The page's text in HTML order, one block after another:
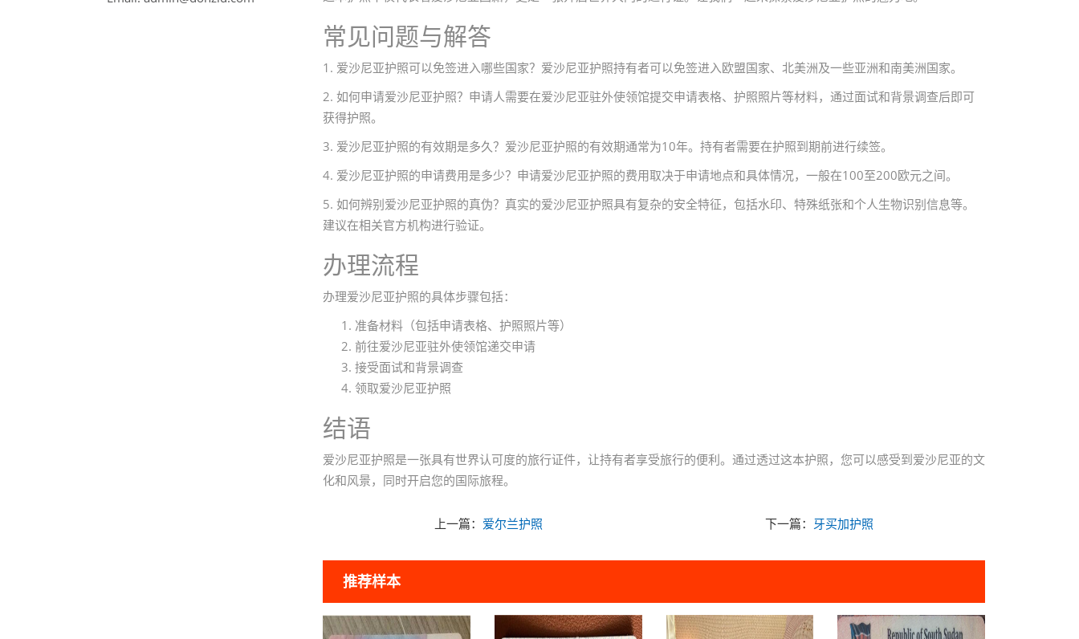
常见问题与解答
1. 爱沙尼亚护照可以免签进入哪些国家？爱沙尼亚护照持有者可以免签进入欧盟国家、北美洲及一些亚洲和南美洲国家。
2. 如何申请爱沙尼亚护照？申请人需要在爱沙尼亚驻外使领馆提交申请表格、护照照片等材料，通过面试和背景调查后即可
获得护照。
3. 爱沙尼亚护照的有效期是多久？爱沙尼亚护照的有效期通常为10年。持有者需要在护照到期前进行续签。
4. 爱沙尼亚护照的申请费用是多少？申请爱沙尼亚护照的费用取决于申请地点和具体情况，一般在100至200欧元之间。
5. 如何辨别爱沙尼亚护照的真伪？真实的爱沙尼亚护照具有复杂的安全特征，包括水印、特殊纸张和个人生物识别信息等。
建议在相关官方机构进行验证。
办理流程
办理爱沙尼亚护照的具体步骤包括：
准备材料（包括申请表格、护照照片等）
前往爱沙尼亚驻外使领馆递交申请
接受面试和背景调查
领取爱沙尼亚护照
结语
爱沙尼亚护照是一张具有世界认可度的旅行证件，让持有者享受旅行的便利。通过透过这本护照，您可以感受到爱沙尼亚的文
化和风景，同时开启您的国际旅程。
上一篇： 爱尔兰护照 下一篇： 牙买加护照
推荐样本